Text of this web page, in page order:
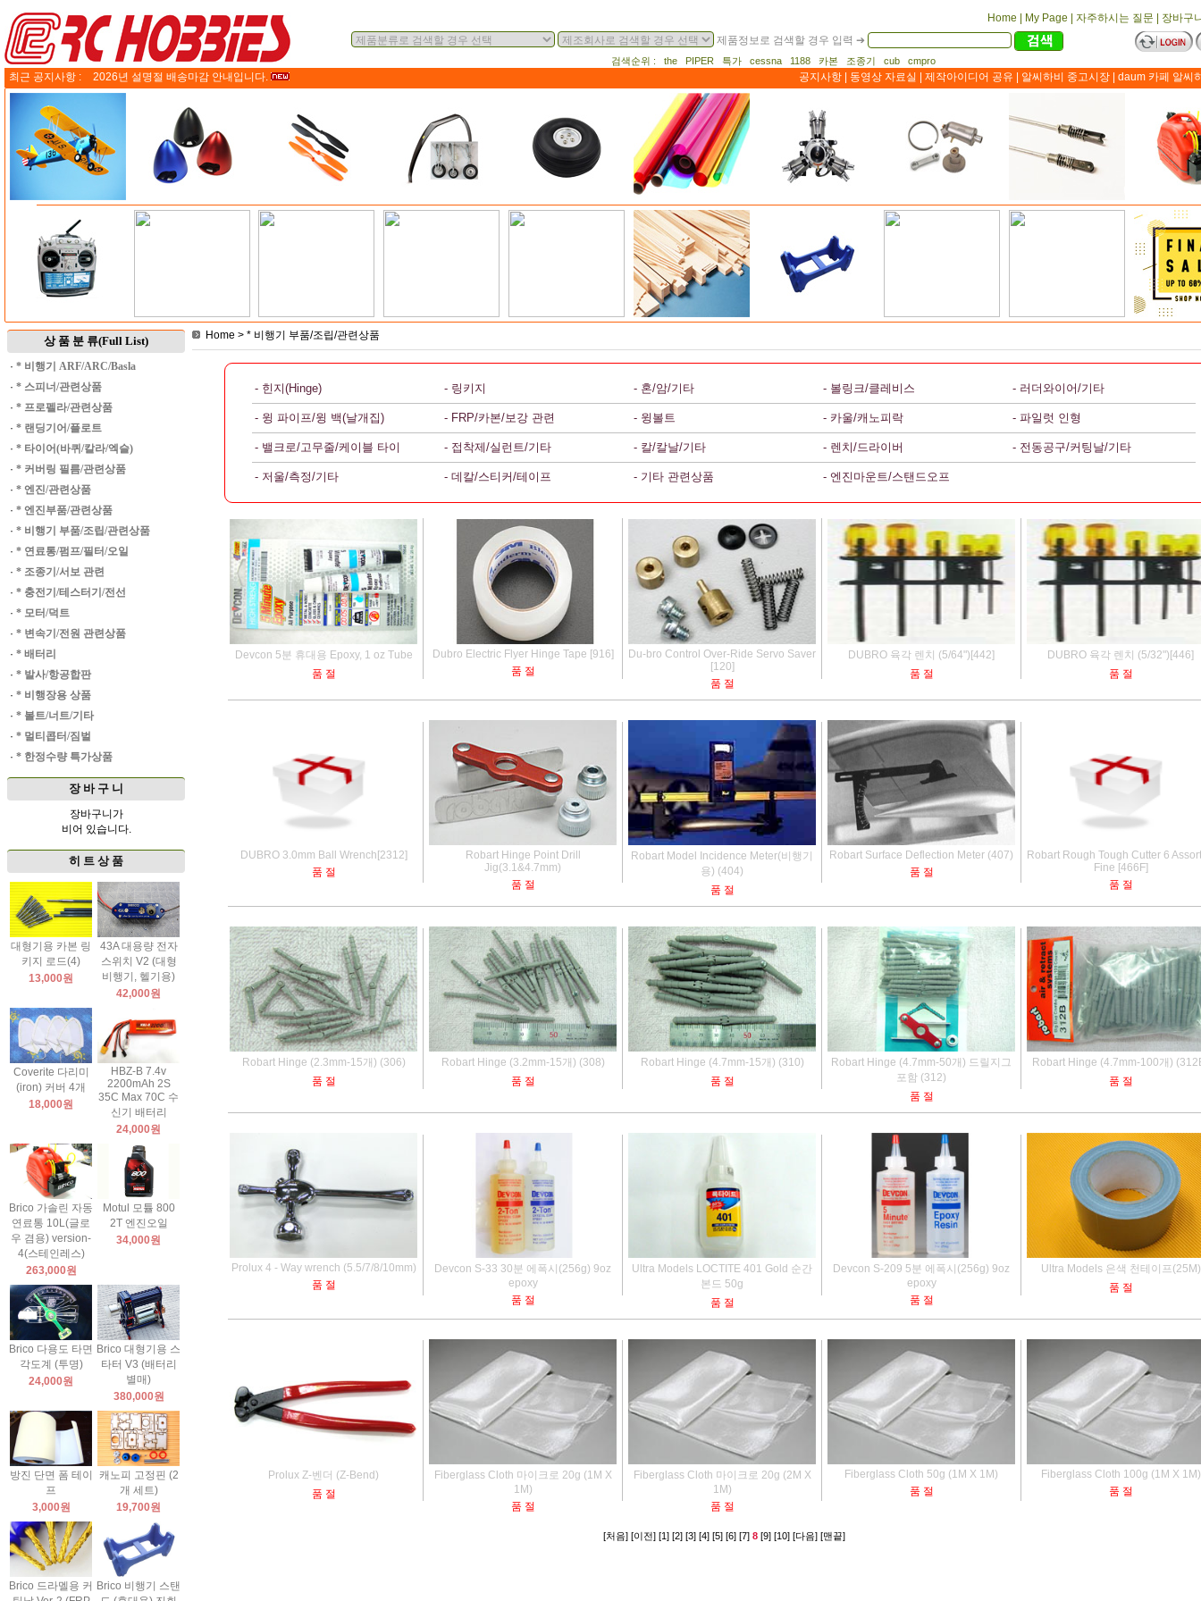
Home My Page 자주하시는 질문
장바구
제품정보로 검색할 경우 입력 ➔
검색순위 : the PIPER 특가 cessna 1188 카본 조종기 cub cmpro
최근 공지사항 : 2026년 설명절 배송마감 안내입니다. 공지사항 동영상 자료실 제작아이디어 공유 알씨하비 중고시장 daum 카페 알씨
상 품 분 류(Full List)
· * 비행기 ARF/ARC/Basla
· * 스피너/관련상품
· * 프로펠라/관련상품
· * 랜딩기어/플로트
· * 타이어(바퀴/칼라/엑슬)
· * 커버링 필름/관련상품
· * 엔진/관련상품
· * 엔진부품/관련상품
· * 비행기 부품/조립/관련상품
· * 연료통/펌프/필터/오일
· * 조종기/서보 관련
· * 충전기/테스터기/전선
· * 모터/덕트
· * 변속기/전원 관련상품
· * 배터리
· * 발사/항공합판
· * 비행장용 상품
· * 볼트/너트/기타
· * 멀티콥터/짐벌
· * 한정수량 특가상품
장 바 구 니
장바구니가
비어 있습니다.
히 트 상 품
대형기용 카본 링
키지 로드(4)
13,000원
43A 대용량 전자
스위치 V2 (대형
비행기, 헬기용)
42,000원
Coverite 다리미
(iron) 커버 4개
18,000원
HBZ-B 7.4v
2200mAh 2S
35C Max 70C 수
신기 배터리
24,000원
Brico 가솔린 자동
연료통 10L(글로
우 겸용) version-
4(스테인레스)
263,000원
Motul 모튤 800
2T 엔진오일
34,000원
Brico 다용도 타면
각도계 (투명)
24,000원
Brico 대형기용 스
타터 V3 (배터리
별매)
380,000원
방진 단면 폼 테이
프
3,000원
캐노피 고정핀 (2
개 세트)
19,700원
Brico 드라멜용 커
Brico 비행기 스탠
Home > * 비행기 부품/조립/관련상품
- 힌지(Hinge) - 링키지 - 혼/암/기타 - 볼링크/클레비스 - 러더와이어/기타
- 윙 파이프/윙 백(날개집) - FRP/카본/보강 관련 - 윙볼트 - 카울/캐노피락 - 파일럿 인형
- 밸크로/고무줄/케이블 타이 - 접착제/실런트/기타 - 칼/칼날/기타 - 렌치/드라이버 - 전동공구/커팅날/기타
- 저울/측정/기타 - 데칼/스티커/테이프 - 기타 관련상품 - 엔진마운트/스탠드오프
Devcon 5분 휴대용 Epoxy, 1 oz Tube
품 절
Dubro Electric Flyer Hinge Tape [916]
품 절
Du-bro Control Over-Ride Servo Saver
[120]
품 절
DUBRO 육각 렌치 (5/64")[442]
품 절
DUBRO 육각 렌치 (5/32")[446]
품 절
DUBRO 3.0mm Ball Wrench[2312]
품 절
Robart Hinge Point Drill
Jig(3.1&4.7mm)
품 절
Robart Model Incidence Meter(비행기
용) (404)
품 절
Robart Surface Deflection Meter (407)
품 절
Robart Rough Tough Cutter 6
Fine [466F]
품 절
Robart Hinge (2.3mm-15개) (306)
품 절
Robart Hinge (3.2mm-15개) (308)
품 절
Robart Hinge (4.7mm-15개) (310)
품 절
Robart Hinge (4.7mm-50개) 드릴지그
포함 (312)
품 절
Robart Hinge (4.7mm-100개)
품 절
Prolux 4 - Way wrench (5.5/7/8/10mm)
품 절
Devcon S-33 30분 에폭시(256g) 9oz
epoxy
품 절
Ultra Models LOCTITE 401 Gold 순간
본드 50g
품 절
Devcon S-209 5분 에폭시(256g) 9oz
epoxy
품 절
Ultra Models 은색 천테이프(25M)
품 절
Prolux Z-벤더 (Z-Bend)
품 절
Fiberglass Cloth 마이크로 20g (1M X
1M)
품 절
Fiberglass Cloth 마이크로 20g (2M X
1M)
품 절
Fiberglass Cloth 50g (1M X 1M)
품 절
Fiberglass Cloth 100g (1M X 1M)
품 절
[처음] [이전] [1] [2] [3] [4] [5] [6] [7] 8 [9] [10] [다음] [맨끝]